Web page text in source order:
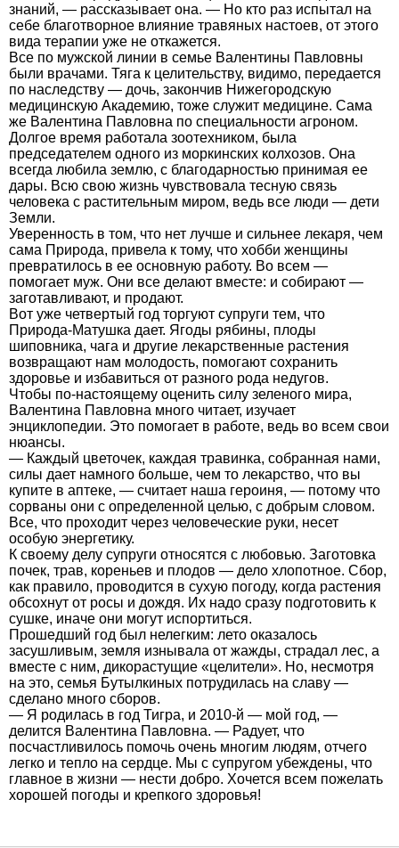
знаний, — рассказывает она. — Но кто раз испытал на
себе благотворное влияние травяных настоев, от этого
вида терапии уже не откажется.
Все по мужской линии в семье Валентины Павловны
были врачами. Тяга к целительству, видимо, передается
по наследству — дочь, закончив Нижегородскую
медицинскую Академию, тоже служит медицине. Сама
же Валентина Павловна по специальности агроном.
Долгое время работала зоотехником, была
председателем одного из моркинских колхозов. Она
всегда любила землю, с благодарностью принимая ее
дары. Всю свою жизнь чувствовала тесную связь
человека с растительным миром, ведь все люди — дети
Земли.
Уверенность в том, что нет лучше и сильнее лекаря, чем
сама Природа, привела к тому, что хобби женщины
превратилось в ее основную работу. Во всем —
помогает муж. Они все делают вместе: и собирают —
заготавливают, и продают.
Вот уже четвертый год торгуют супруги тем, что
Природа-Матушка дает. Ягоды рябины, плоды
шиповника, чага и другие лекарственные растения
возвращают нам молодость, помогают сохранить
здоровье и избавиться от разного рода недугов.
Чтобы по-настоящему оценить силу зеленого мира,
Валентина Павловна много читает, изучает
энциклопедии. Это помогает в работе, ведь во всем свои
нюансы.
— Каждый цветочек, каждая травинка, собранная нами,
силы дает намного больше, чем то лекарство, что вы
купите в аптеке, — считает наша героиня, — потому что
сорваны они с определенной целью, с добрым словом.
Все, что проходит через человеческие руки, несет
особую энергетику.
К своему делу супруги относятся с любовью. Заготовка
почек, трав, кореньев и плодов — дело хлопотное. Сбор,
как правило, проводится в сухую погоду, когда растения
обсохнут от росы и дождя. Их надо сразу подготовить к
сушке, иначе они могут испортиться.
Прошедший год был нелегким: лето оказалось
засушливым, земля изнывала от жажды, страдал лес, а
вместе с ним, дикорастущие «целители». Но, несмотря
на это, семья Бутылкиных потрудилась на славу —
сделано много сборов.
— Я родилась в год Тигра, и 2010-й — мой год, —
делится Валентина Павловна. — Радует, что
посчастливилось помочь очень многим людям, отчего
легко и тепло на сердце. Мы с супругом убеждены, что
главное в жизни — нести добро. Хочется всем пожелать
хорошей погоды и крепкого здоровья!